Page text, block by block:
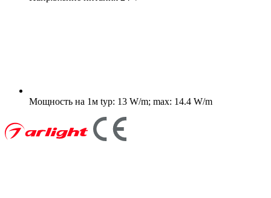
Мощность на 1м typ: 13 W/m; max: 14.4 W/m